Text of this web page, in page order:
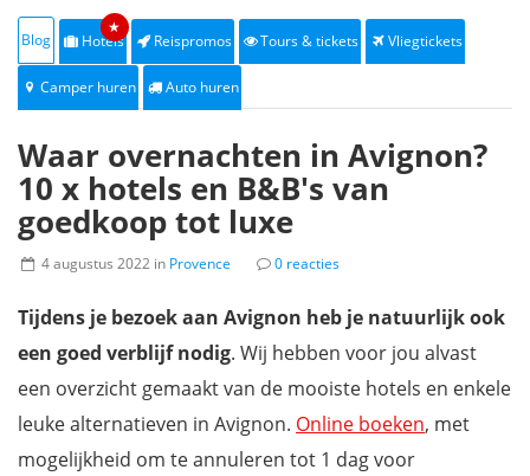
Blog Hotels
★
Reispromos Tours & tickets Vliegtickets
Camper huren Auto huren
Waar overnachten in Avignon?
10 x hotels en B&B's van
goedkoop tot luxe
4 augustus 2022 in Provence 0 reacties
Tijdens je bezoek aan Avignon heb je natuurlijk ook
een goed verblijf nodig. Wij hebben voor jou alvast
een overzicht gemaakt van de mooiste hotels en enkele
leuke alternatieven in Avignon. Online boeken, met
mogelijkheid om te annuleren tot 1 dag voor